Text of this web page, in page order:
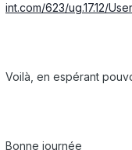
int.com/623/ug.17.12/
Voilà, en espérant
Bonne journée